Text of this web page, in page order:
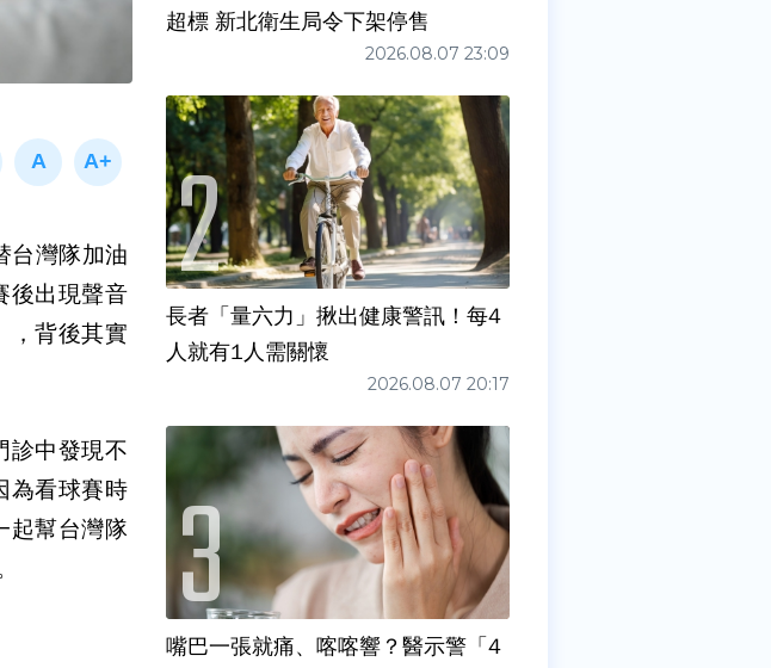
台灣隊加油
後出現聲音
，背後其實
診中發現不
為看球賽時
起幫台灣隊
超標 新北衛生局令下架停售
2026.08.07 23:09
長者「量六力」揪出健康警訊！每4
人就有1人需關懷
2026.08.07 20:17
嘴巴一張就痛、喀喀響？醫示警「4